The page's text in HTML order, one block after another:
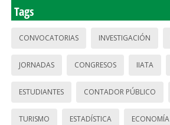
Tags
CONVOCATORIAS INVESTIGACIÓN
JORNADAS CONGRESOS IIATA
ESTUDIANTES CONTADOR PÚBLICO
TURISMO ESTADÍSTICA ECONOMÍA